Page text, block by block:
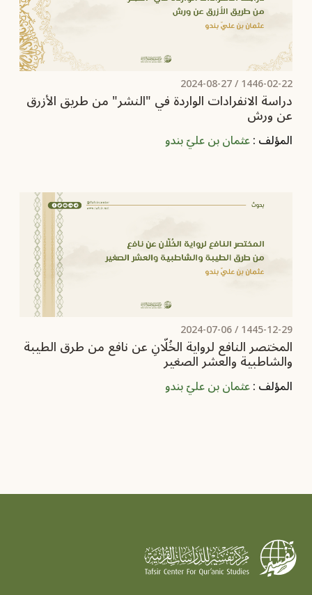
1446-02-22 /
2024-08-27
دراسة الانفرادات الواردة في "النشر" من طريق الأزرق
عن ورش
المؤلف :عثمان بن عليّ بندو
1445-12-29 /
2024-07-06
المختصر النافع لرواية الخُلّانِ عن نافع‏ من طرق الطيبة
والشاطبية والعشر الصغير
المؤلف :عثمان بن عليّ بندو